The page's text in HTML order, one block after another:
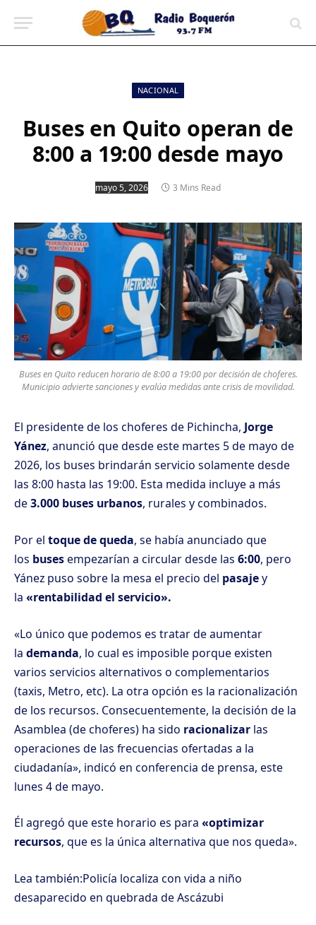
NACIONAL
Buses en Quito operan de
8:00 a 19:00 desde mayo
mayo 5, 2026 3 Mins Read
Buses en Quito reducen horario de 8:00 a 19:00 por decisión de choferes.
Municipio advierte sanciones y evalúa medidas ante crisis de movilidad.
El presidente de los choferes de Pichincha, Jorge
Yánez, anunció que desde este martes 5 de mayo de
2026, los buses brindarán servicio solamente desde
las 8:00 hasta las 19:00. Esta medida incluye a más
de3.000 buses urbanos, rurales y combinados.
Por el toque de queda, se había anunciado que
los busesempezarían a circular desde las 6:00, pero
Yánez puso sobre la mesa el precio del pasajey
la «rentabilidad el servicio».
«Lo único que podemos es tratar de aumentar
la demanda, lo cual es imposible porque existen
varios servicios alternativos o complementarios
(taxis, Metro, etc). La otra opción es la racionalización
de los recursos. Consecuentemente, la decisión de la
Asamblea (de choferes) ha sido racionalizar las
operaciones de las frecuencias ofertadas a la
ciudadanía», indicó en conferencia de prensa, este
lunes 4 de mayo.
Él agregó que este horario es para «optimizar
recursos, que es la única alternativa que nos queda».
Lea también:Policía localiza con vida a niño
desaparecido en quebrada de Ascázubi